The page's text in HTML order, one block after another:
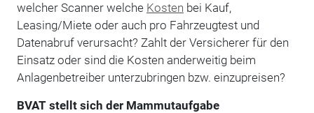
welcher Scanner welche Kosten bei Kauf,
Leasing/Miete oder auch pro Fahrzeugtest und
Datenabruf verursacht? Zahlt der Versicherer für den
Einsatz oder sind die Kosten anderweitig beim
Anlagenbetreiber unterzubringen bzw. einzupreisen?
BVAT stellt sich der Mammutaufgabe